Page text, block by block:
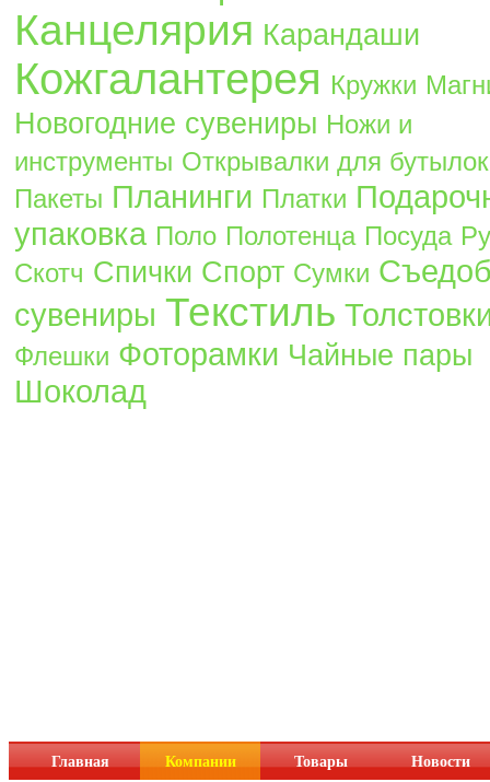
Канцелярия Карандаши
Кожгалантерея Кружки
Новогодние сувениры Ножи и
инструменты Открывалки для бутылок
Пакеты Планинги Платки
упаковка Поло Полотенца Посуда
Скотч Спички Спорт Сумки
сувениры Текстиль
Флешки Фоторамки Чайные пары
Шоколад
Главная Компании Товары Новости